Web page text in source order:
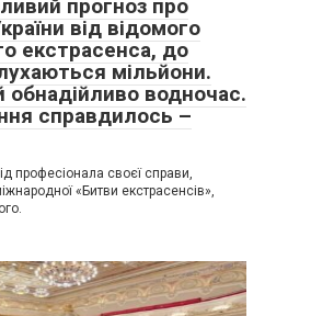
прогноз про
від відомого
екстрасенса, до
мільйони.
водночас.
справдилось –
професіонала своєї справи,
«Битви екстрасенсів»,